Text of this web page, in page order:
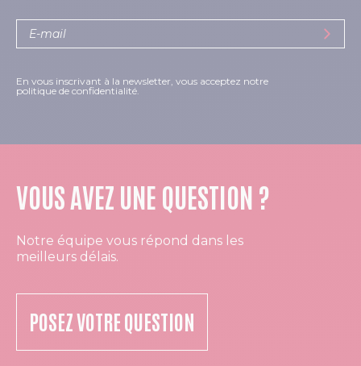
En vous inscrivant à la newsletter, vous acceptez notre
politique de confidentialité.
VOUS AVEZ UNE QUESTION ?
Notre équipe vous répond dans les
meilleurs délais.
POSEZ VOTRE QUESTION